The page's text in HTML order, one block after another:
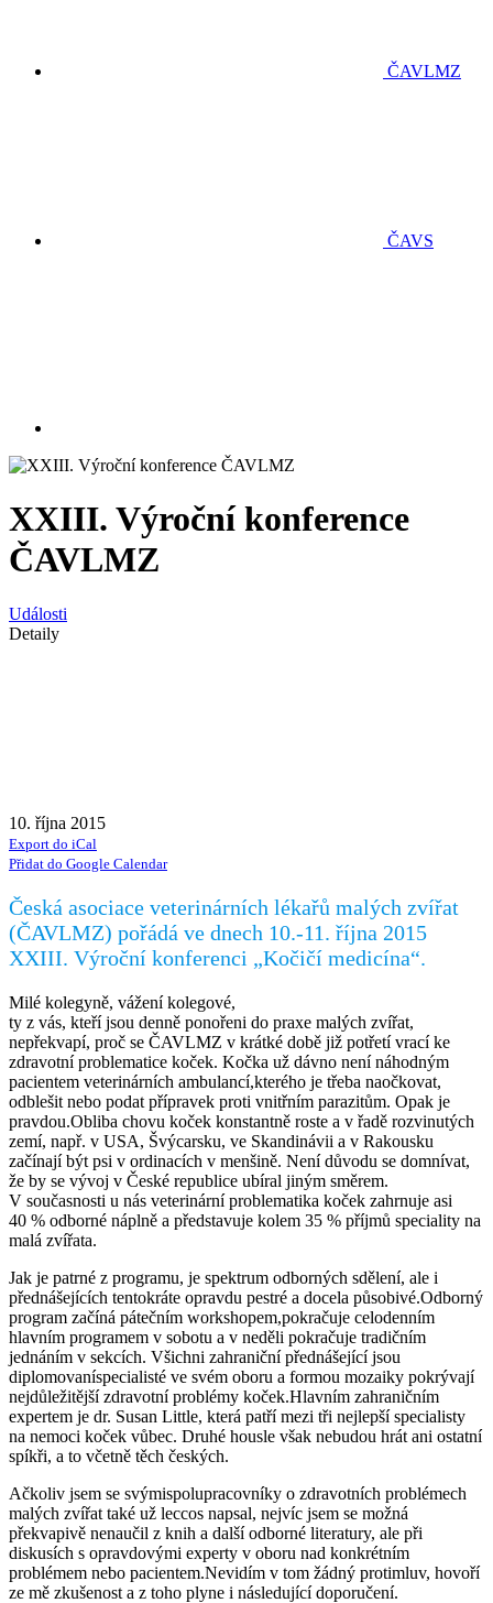
ČAVLMZ
ČAVS
XXIII. Výroční konference
ČAVLMZ
Události
Detaily
10. října 2015
Export do iCal
Přidat do Google Calendar
Česká asociace veterinárních lékařů malých zvířat
(ČAVLMZ) pořádá ve dnech 10.-11. října 2015
XXIII. Výroční konferenci „Kočičí medicína“.
Milé kolegyně, vážení kolegové,
ty z vás, kteří jsou denně ponořeni do praxe malých zvířat,
nepřekvapí, proč se ČAVLMZ v krátké době již potřetí vrací ke
zdravotní problematice koček. Kočka už dávno není náhodným
pacientem veterinárních ambulancí,kterého je třeba naočkovat,
odblešit nebo podat přípravek proti vnitřním parazitům. Opak je
pravdou.Obliba chovu koček konstantně roste a v řadě rozvinutých
zemí, např. v USA, Švýcarsku, ve Skandinávii a v Rakousku
začínají být psi v ordinacích v menšině. Není důvodu se domnívat,
že by se vývoj v České republice ubíral jiným směrem.
V současnosti u nás veterinární problematika koček zahrnuje asi
40 % odborné náplně a představuje kolem 35 % příjmů speciality na
malá zvířata.
Jak je patrné z programu, je spektrum odborných sdělení, ale i
přednášejících tentokráte opravdu pestré a docela působivé.Odborný
program začíná pátečním workshopem,pokračuje celodenním
hlavním programem v sobotu a v neděli pokračuje tradičním
jednáním v sekcích. Všichni zahraniční přednášející jsou
diplomovaníspecialisté ve svém oboru a formou mozaiky pokrývají
nejdůležitější zdravotní problémy koček.Hlavním zahraničním
expertem je dr. Susan Little, která patří mezi tři nejlepší specialisty
na nemoci koček vůbec. Druhé housle však nebudou hrát ani ostatní
spíkři, a to včetně těch českých.
Ačkoliv jsem se svýmispolupracovníky o zdravotních problémech
malých zvířat také už leccos napsal, nejvíc jsem se možná
překvapivě nenaučil z knih a další odborné literatury, ale při
diskusích s opravdovými experty v oboru nad konkrétním
problémem nebo pacientem.Nevidím v tom žádný protimluv, hovoří
ze mě zkušenost a z toho plyne i následující doporučení.